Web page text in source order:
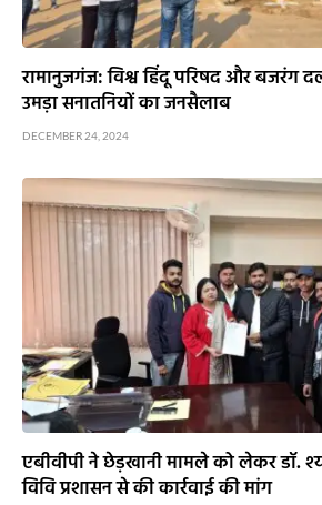
रामानुजगंज: विश्व हिंदू परिषद और बजरंग
उमड़ा सनातनियों का जनसैलाब
DECEMBER 24, 2024
एबीवीपी ने छेड़खानी मामले को लेकर डॉ.
विवि प्रशासन से की कार्रवाई की मांग